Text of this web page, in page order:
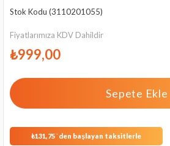
Stok Kodu (3110201055)
Fiyatlarımıza KDV Dahildir
₺999,00
₺131,75`den başlayan taksitlerle